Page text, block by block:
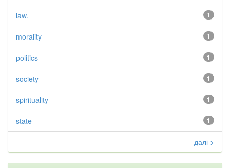
1
law.
1
morality
1
politics
1
society
1
spirituality
1
state
далі >